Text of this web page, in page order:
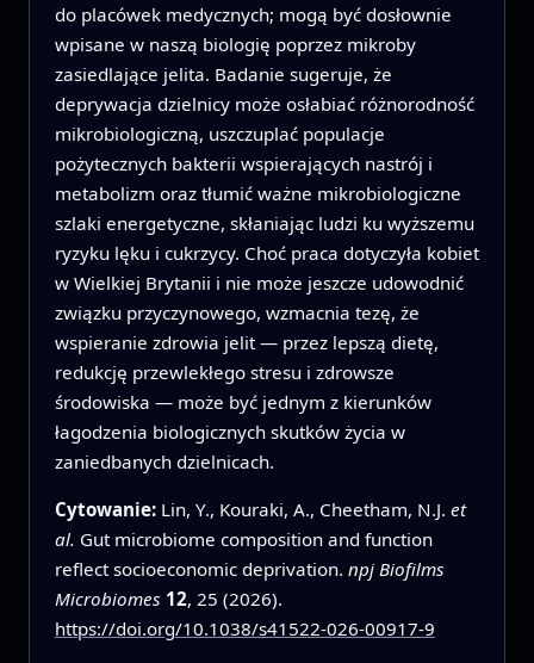
do placówek medycznych; mogą być dosłownie
wpisane w naszą biologię poprzez mikroby
zasiedlające jelita. Badanie sugeruje, że
deprywacja dzielnicy może osłabiać różnorodność
mikrobiologiczną, uszczuplać populacje
pożytecznych bakterii wspierających nastrój i
metabolizm oraz tłumić ważne mikrobiologiczne
szlaki energetyczne, skłaniając ludzi ku wyższemu
ryzyku lęku i cukrzycy. Choć praca dotyczyła kobiet
w Wielkiej Brytanii i nie może jeszcze udowodnić
związku przyczynowego, wzmacnia tezę, że
wspieranie zdrowia jelit — przez lepszą dietę,
redukcję przewlekłego stresu i zdrowsze
środowiska — może być jednym z kierunków
łagodzenia biologicznych skutków życia w
zaniedbanych dzielnicach.
Cytowanie: Lin, Y., Kouraki, A., Cheetham, N.J. et
al. Gut microbiome composition and function
reflect socioeconomic deprivation. npj Biofilms
Microbiomes 12, 25 (2026).
https://doi.org/10.1038/s41522-026-00917-9